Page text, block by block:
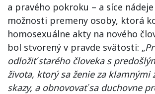
a pravého pokroku – a síce
možnosti premeny osoby, ktorá
homosexuálne akty na nového
bol stvorený v pravde svätosti: „
odložiť starého človeka s
života, ktorý sa ženie za klamnými
skazy, a obnovovať sa duchovne